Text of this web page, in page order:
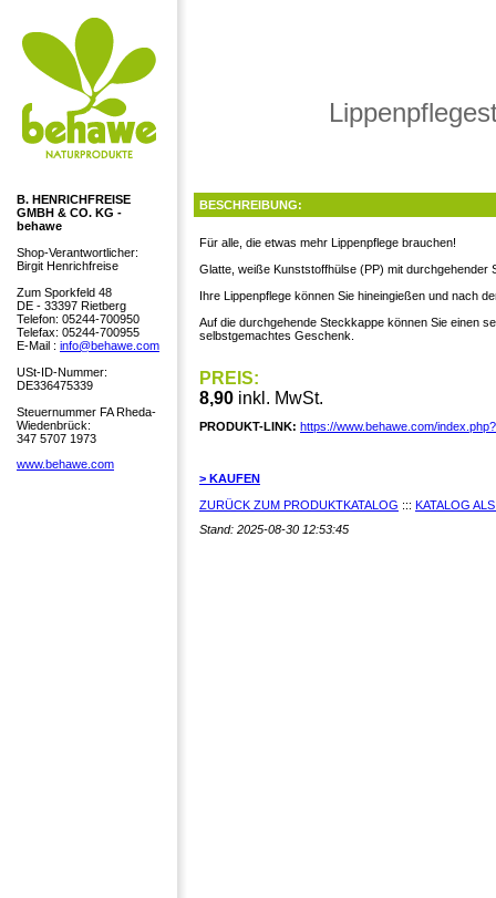
B. HENRICHFREISE
GMBH & CO. KG -
behawe
Shop-Verantwortlicher:
Birgit Henrichfreise
Zum Sporkfeld 48
DE - 33397 Rietberg
Telefon: 05244-700950
Telefax: 05244-700955
E-Mail : info@behawe.com
USt-ID-Nummer:
DE336475339
Steuernummer FA Rheda-
Wiedenbrück:
347 5707 1973
www.behawe.com
BESCHREIBUNG:
Für alle, die etwas mehr Lippenpflege brauchen!
Glatte, weiße Kunststoffhülse (PP) mit
Ihre Lippenpflege können Sie hineingießen und nach
Auf die durchgehende Steckkappe können Sie einen
selbstgemachtes Geschenk.
PREIS:
8,90 inkl. MwSt.
PRODUKT-LINK: https://www.behawe.com/
> KAUFEN
ZURÜCK ZUM PRODUKTKATALOG ::: KATALOG
Stand: 2025-08-30 12:53:45